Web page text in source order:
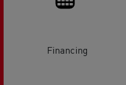
Financing